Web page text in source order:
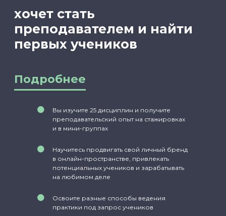
Вы изучите 25 дисциплин и получите
преподавательский опыт на стажировках
и в мини-группах
Научитесь продвигать свой личный бренд
в онлайн-пространстве, привлекать
потенциальных учеников и зарабатывать
на любимом деле
Освоите разные способы ведения
практики под запрос учеников
ПОЛУЧИТЬ КОНСУЛЬТАЦИЮ
Как йога
меняет жизни